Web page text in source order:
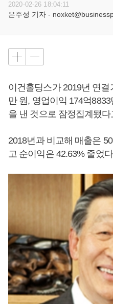
2020-02-26 18:04:11
은주성 기자 -
이건홀딩스가 2019년 연
만 원, 영업이익 174억
을 낸 것으로 잠정집계됐
2018년과 비교해 매출은
고 순이익은 42.63% 줄었